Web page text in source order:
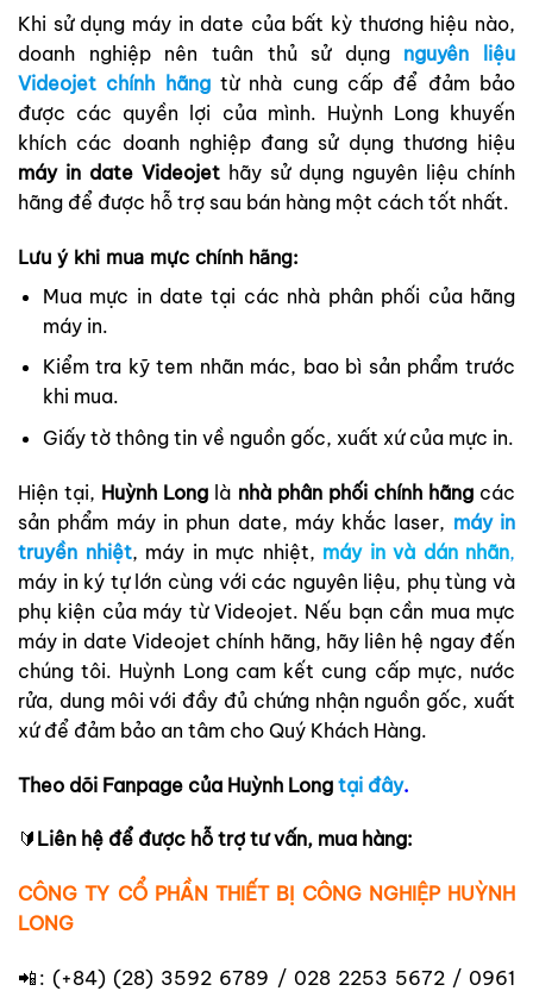
Khi sử dụng máy in date của bất kỳ thương hiệu nào,
doanh nghiệp nên tuân thủ sử dụng nguyên liệu
Videojet chính hãngtừ nhà cung cấp để đảm bảo
được các quyền lợi của mình. Huỳnh Long khuyến
khích các doanh nghiệp đang sử dụng thương hiệu
máy in date Videojet hãy sử dụng nguyên liệu chính
hãng để được hỗ trợ sau bán hàng một cách tốt nhất.
Lưu ý khi mua mực chính hãng:
Mua mực in date tại các nhà phân phối của hãng
máy in.
Kiểm tra kỹ tem nhãn mác, bao bì sản phẩm trước
khi mua.
Giấy tờ thông tin về nguồn gốc, xuất xứ của mực in.
Hiện tại, Huỳnh Long là nhà phân phối chính hãngcác
sản phẩm máy in phun date, máy khắc laser, máy in
truyền nhiệt, máy in mực nhiệt, máy in và dán nhãn,
máy in ký tự lớn cùng với các nguyên liệu, phụ tùng và
phụ kiện của máy từ Videojet. Nếu bạn cần mua mực
máy in date Videojet chính hãng, hãy liên hệ ngay đến
chúng tôi. Huỳnh Long cam kết cung cấp mực, nước
rửa, dung môi với đầy đủ chứng nhận nguồn gốc, xuất
xứ để đảm bảo an tâm cho Quý Khách Hàng.
Theo dõi Fanpage của Huỳnh Long tại đây.
🔰 Liên hệ để được hỗ trợ tư vấn, mua hàng:
CÔNG TY CỔ PHẦN THIẾT BỊ CÔNG NGHIỆP HUỲNH
LONG
📲: (+84) (28) 3592 6789 / 028 2253 5672 / 0961